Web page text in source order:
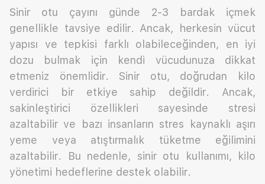
Sinir otu çayını günde 2-3 bardak içmek
genellikle tavsiye edilir. Ancak, herkesin vücut
yapısı ve tepkisi farklı olabileceğinden, en iyi
dozu bulmak için kendi vücudunuza dikkat
etmeniz önemlidir. Sinir otu, doğrudan kilo
verdirici bir etkiye sahip değildir. Ancak,
sakinleştirici özellikleri sayesinde stresi
azaltabilir ve bazı insanların stres kaynaklı aşırı
yeme veya atıştırmalık tüketme eğilimini
azaltabilir. Bu nedenle, sinir otu kullanımı, kilo
yönetimi hedeflerine destek olabilir.